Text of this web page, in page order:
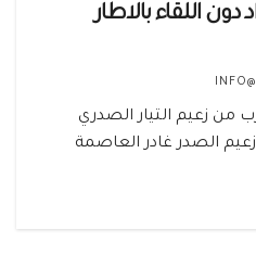
اللقاء بالاطار
من زعيم التيار الصدري
الصدر غادر العاصمة